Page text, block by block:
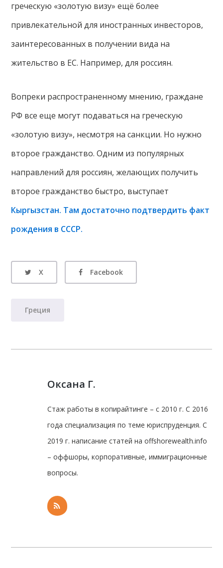
греческую «золотую визу» ещё более
привлекательной для иностранных инвесторов,
заинтересованных в получении вида на
жительство в ЕС. Например, для россиян.
Вопреки распространенному мнению, граждане
РФ все еще могут подаваться на греческую
«золотую визу», несмотря на санкции. Но нужно
второе гражданство. Одним из популярных
направлений для россиян, желающих получить
второе гражданство быстро, выступает
Кыргызстан. Там достаточно подтвердить факт
рождения в СССР.
X Facebook
Греция
Оксана Г.
Стаж работы в копирайтинге – с 2010 г. С 2016
года специализация по теме юриспруденция. С
2019 г. написание статей на offshorewealth.info
– оффшоры, корпоративные, иммиграционные
вопросы.